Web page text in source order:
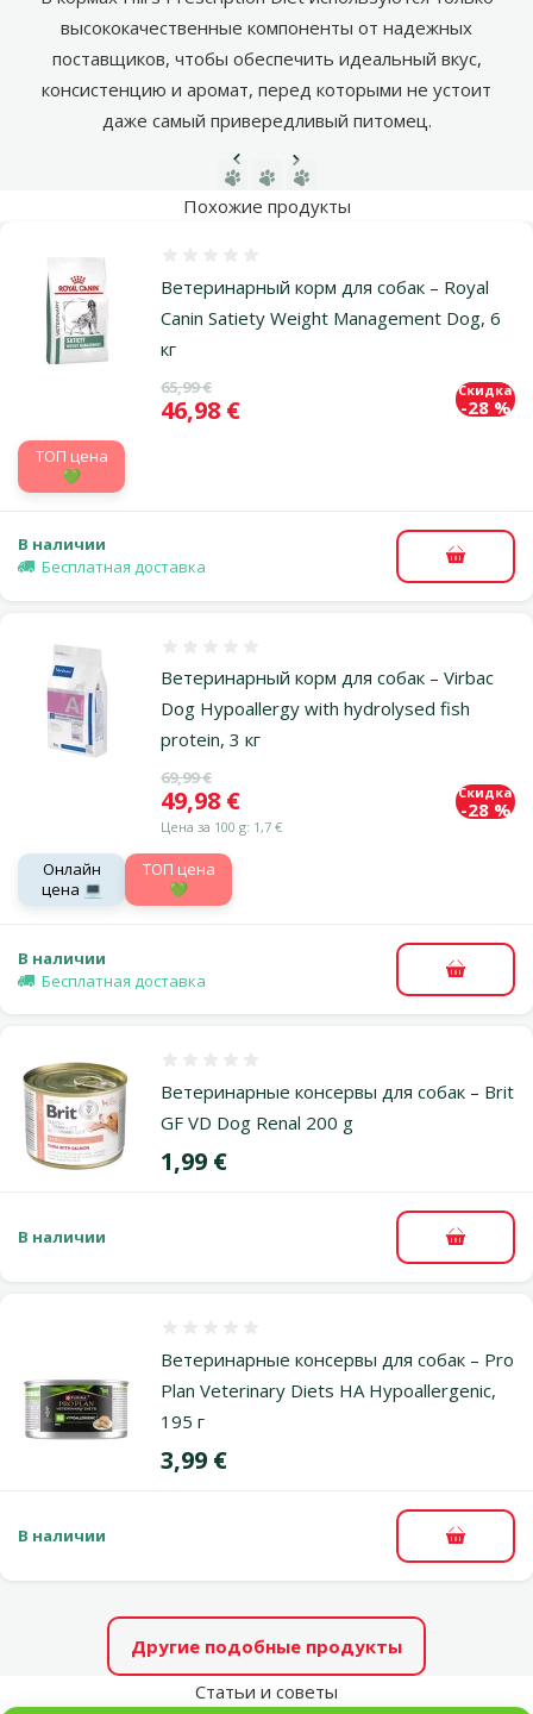
высококачественные компоненты от надежных
поставщиков, чтобы обеспечить идеальный вкус,
консистенцию и аромат, перед которыми не устоит
даже самый привередливый питомец.
Предыдущая страница
Следующая страница
Похожие продукты
Ветеринарный корм для собак – Royal
Canin Satiety Weight Management Dog, 6
кг
Исходная цена
65,99 €
Цена
46,98 €
Скидка
-28 %
TOП цена
💚
В наличии
Бесплатная доставка
В
Ветеринарный корм для собак – Virbac
Dog Hypoallergy with hydrolysed fish
protein, 3 кг
Исходная цена
69,99 €
Цена
49,98 €
Цена за 100 g: 1,7 €
Скидка
-28 %
Онлайн
цена 💻
TOП цена
💚
В наличии
Бесплатная доставка
В
Ветеринарные консервы для собак – Brit
GF VD Dog Renal 200 g
Цена
1,99 €
В наличии В
Ветеринарные консервы для собак – Pro
Plan Veterinary Diets HA Hypoallergenic,
195 г
Цена
3,99 €
В наличии В
Другие подобные продукты
Статьи и советы